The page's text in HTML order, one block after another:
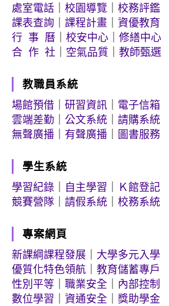
處室電話
校園導覽
校務評鑑
課表查詢
課程計畫
資優教育
行 事 曆
校安中心
修繕中心
合 作 社
空氣品質 教師甄選
教職員系統
場館預借
研習資訊
電子信箱
雲端差勤
公文系統
請購系統
無聲廣播
有聲廣播 圖書服務
學生系統
學習紀錄
自主學習
Ｋ館登記
競賽營隊
請假系統 校務系統
專案網頁
新課綱課程發展
大學多元入學
優質化特色領航
教育儲蓄專戶
性別平等
職業安全
內部控制
數位學習
資通安全 獎助學金